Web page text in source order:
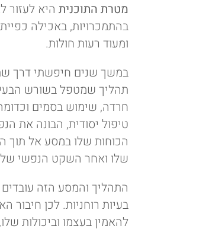
מטרת התוכנית היא לעזור
בהתמכרויות, באכילה
ומעוד רעות חולות.
במשך שנים חיפשתי דרך
תהליך שמטפל בשורש
חרדה, שימוש בסמים
טיפול יסודית, הבונה את
הכוחות שלו במסע אל
שלו ואחר השקט הנפשי
התהליך והמסע הזה
בעיות רוחניות. לכן חיבור
להאמין בעצמו וביכולות